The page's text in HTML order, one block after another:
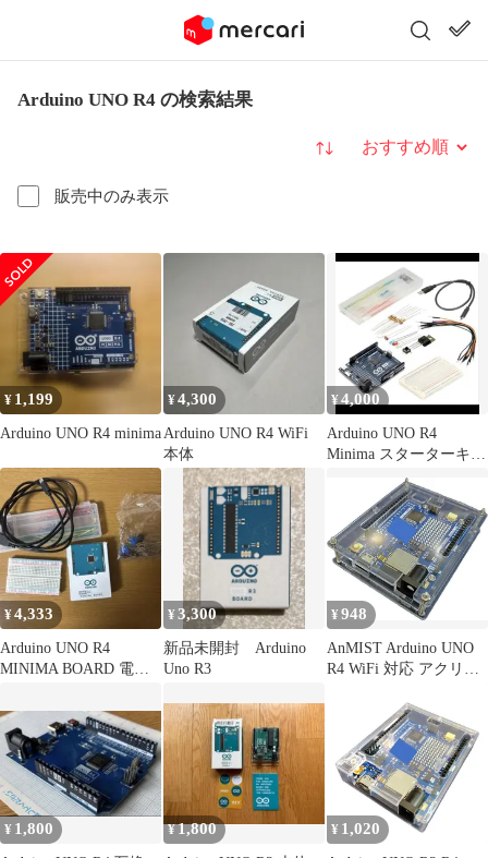
Arduino UNO R4 の検索結果
販売中のみ表示
並び替え
¥ 1,199
Arduino UNO R4 minima
¥4,300
Arduino UNO R4 WiFi
本体
¥4,000
Arduino UNO R4
Minima スターターキッ
¥4,333
Arduino UNO R4
MINIMA BOARD 電子
¥3,300
新品未開封 Arduino
Uno R3
¥ 948
AnMIST Arduino UNO
R4 WiFi 対応 アクリル
ンド付き 透明 ねじ付属
組み立て簡単
¥ 1,800 ¥1,800 ¥ 1,020